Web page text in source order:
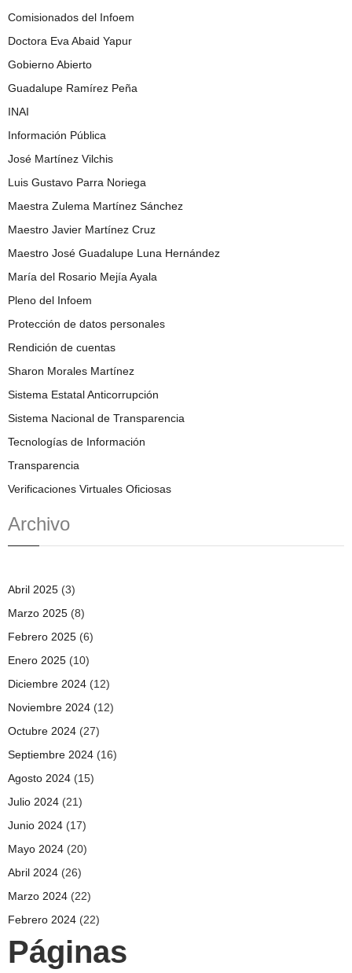
Comisionados del Infoem
Doctora Eva Abaid Yapur
Gobierno Abierto
Guadalupe Ramírez Peña
INAI
Información Pública
José Martínez Vilchis
Luis Gustavo Parra Noriega
Maestra Zulema Martínez Sánchez
Maestro Javier Martínez Cruz
Maestro José Guadalupe Luna Hernández
María del Rosario Mejía Ayala
Pleno del Infoem
Protección de datos personales
Rendición de cuentas
Sharon Morales Martínez
Sistema Estatal Anticorrupción
Sistema Nacional de Transparencia
Tecnologías de Información
Transparencia
Verificaciones Virtuales Oficiosas
Archivo
Abril 2025 (3)
Marzo 2025 (8)
Febrero 2025 (6)
Enero 2025 (10)
Diciembre 2024 (12)
Noviembre 2024 (12)
Octubre 2024 (27)
Septiembre 2024 (16)
Agosto 2024 (15)
Julio 2024 (21)
Junio 2024 (17)
Mayo 2024 (20)
Abril 2024 (26)
Marzo 2024 (22)
Febrero 2024 (22)
Páginas